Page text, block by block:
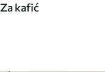
Za kafić